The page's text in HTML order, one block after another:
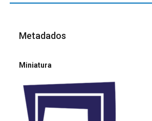
Metadados
Miniatura